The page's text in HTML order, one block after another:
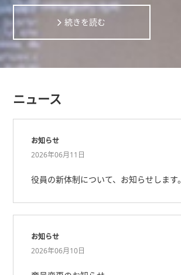
続きを読む
ニュース
お知らせ
2026年06月11日
役員の新体制について、お知らせします。
お知らせ
2026年06月10日